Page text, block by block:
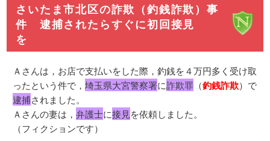
さいたま市北区の詐欺（釣銭詐欺）事
件 逮捕されたらすぐに初回接見
を
Ａさんは，お店で支払いをした際，釣銭を４万円多く受け取
ったという件で，埼玉県大宮警察署に詐欺罪 （釣銭詐欺）で
逮捕されました。
Ａさんの妻は，弁護士に接見を依頼しました。
（フィクションです）